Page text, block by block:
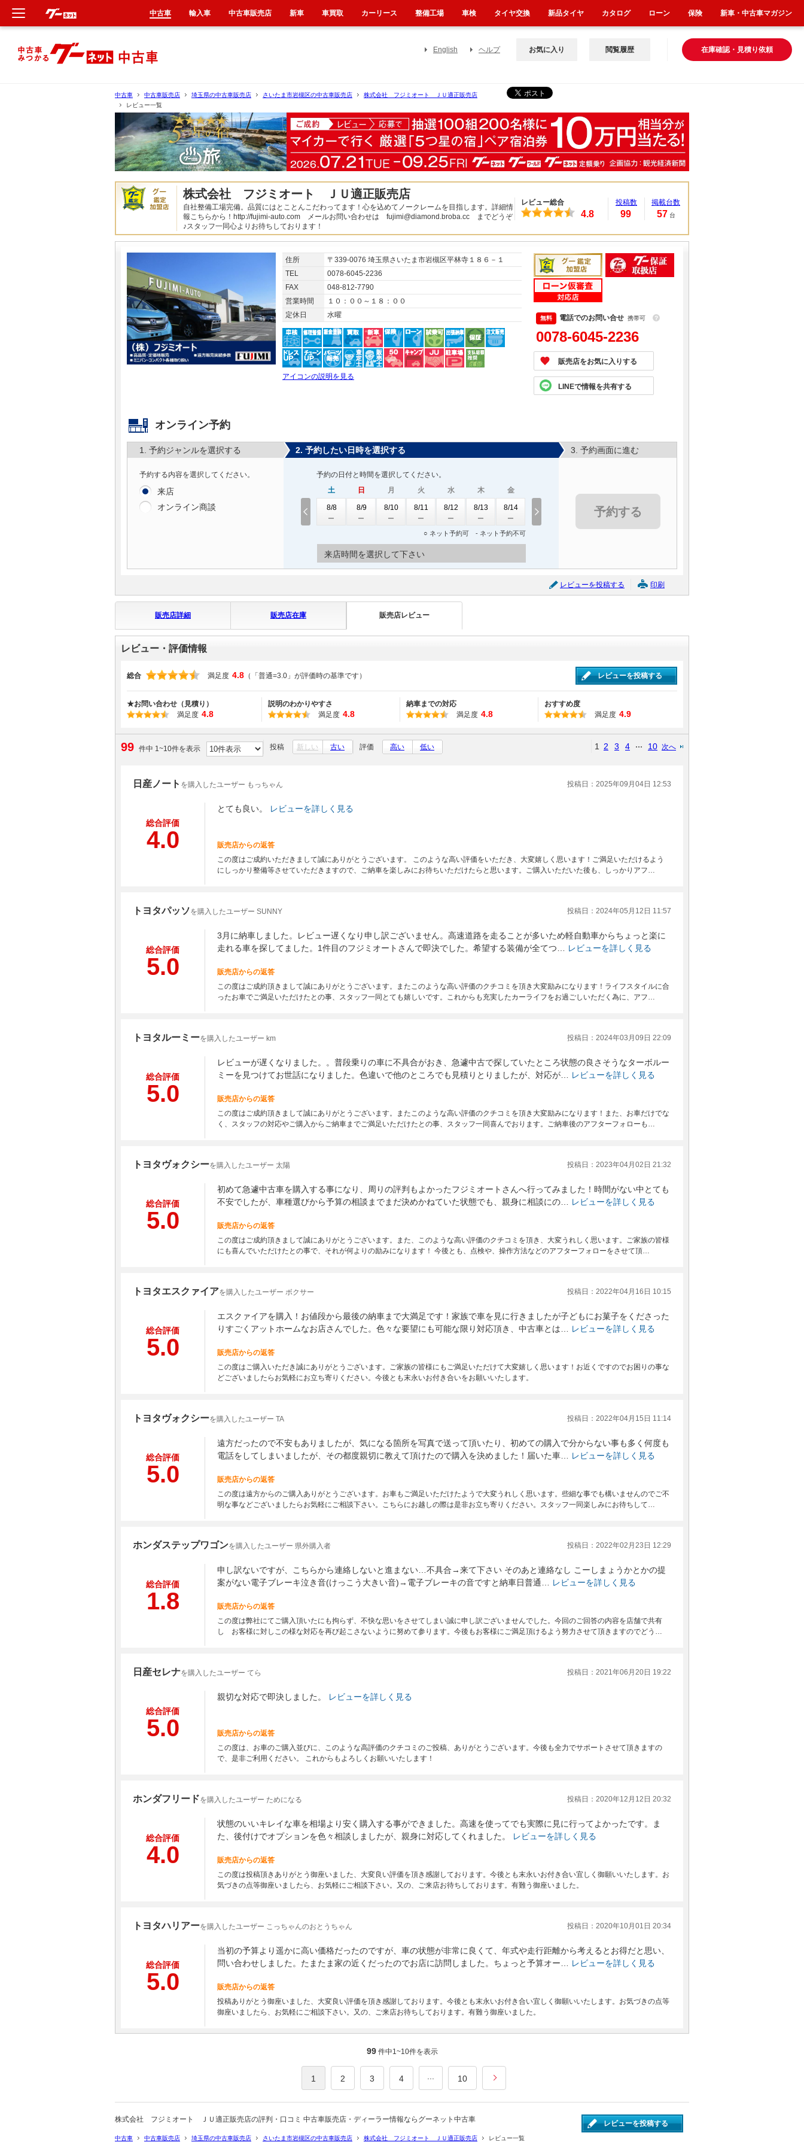
English ヘルプ 在庫確認・見積り依頼
お気に入り 閲覧履歴
中古車 中古車販売店 埼玉県の中古車販売店 さいたま市岩槻区の中古車販売店
株式会社 フジミオート ＪＵ適正販売店
レビュー一覧
株式会社 フジミオート ＪＵ適正販売店
自社整備工場完備。品質にはとことんこだわってます！心を込めてノークレームを目指します。詳細情
報こちらから！http://fujimi-auto.com メールお問い合わせは fujimi@diamond.broba.cc までどうぞ
♪スタッフ一同心よりお待ちしております！
レビュー総合
4.8
投稿数
99
掲載台数
57 台
住所
〒339-0076 埼玉県さいたま市岩槻区平林寺１８６－１
TEL
0078-6045-2236
FAX
048-812-7790
営業時間
１０：００～１８：００
定休日
水曜
アイコンの説明を見る
電話でのお問い合せ 携帯可 ？
0078-6045-2236
販売店をお気に入りする
LINEで情報を共有する
オンライン予約
1. 予約ジャンルを選択する
予約する内容を選択してください。
来店
オンライン商談
2. 予約したい日時を選択する
予約の日付と時間を選択してください。
土
8/8
日
8/9
月
8/10
火
8/11
水
8/12
木
8/13
金
8/14
○ ネット予約可 - ネット予約不可
来店時間を選択して下さい
3. 予約画面に進む
予約する
レビューを投稿する 印刷
販売店詳細 販売店在庫 販売店レビュー
レビュー・評価情報
総合 満足度 4.8 （「普通=3.0」が評価時の基準です） レビューを投稿する
★お問い合わせ（見積り）
満足度 4.8
説明のわかりやすさ
満足度 4.8
納車までの対応
満足度 4.8
おすすめ度
満足度 4.9
99 件中 1~10件を表示 投稿 新しい 古い 評価 高い 低い 1 2 3 4 10 次へ
日産ノート を購入したユーザー もっちゃん 投稿日：2025年09月04日 12:53
総合評価
4.0
とても良い。 レビューを詳しく見る
販売店からの返答
この度はご成約いただきまして誠にありがとうございます。 このような高い評価をいただき、大変嬉しく思います！ご満足いただけるよう
にしっかり整備等させていただきますので、ご納車を楽しみにお待ちいただけたらと思います。ご購入いただいた後も、しっかりアフ…
トヨタパッソを購入したユーザー SUNNY 投稿日：2024年05月12日 11:57
総合評価
5.0
3月に納車しました。レビュー遅くなり申し訳ございません。高速道路を走ることが多いため軽自動車からちょっと楽に
走れる車を探してました。1件目のフジミオートさんで即決でした。希望する装備が全てつ…
レビューを詳しく見る
販売店からの返答
この度はご成約頂きまして誠にありがとうございます。またこのような高い評価のクチコミを頂き大変励みになります！ライフスタイルに合
ったお車でご満足いただけたとの事、スタッフ一同とても嬉しいです。これからも充実したカーライフをお過ごしいただく為に、アフ…
トヨタルーミーを購入したユーザー km 投稿日：2024年03月09日 22:09
総合評価
5.0
レビューが遅くなりました。。普段乗りの車に不具合がおき、急遽中古で探していたところ状態の良さそうなターボルー
ミーを見つけてお世話になりました。色違いで他のところでも見積りとりましたが、対応が…
レビューを詳しく見る
販売店からの返答
この度はご成約頂きまして誠にありがとうございます。またこのような高い評価のクチコミを頂き大変励みになります！また、お車だけでな
く、スタッフの対応やご購入からご納車までご満足いただけたとの事、スタッフ一同喜んでおります。ご納車後のアフターフォローも…
トヨタヴォクシーを購入したユーザー 太陽 投稿日：2023年04月02日 21:32
総合評価
5.0
初めて急遽中古車を購入する事になり、周りの評判もよかったフジミオートさんへ行ってみました！時間がない中とても
不安でしたが、車種選びから予算の相談までまだ決めかねていた状態でも、親身に相談にの…
レビューを詳しく見る
販売店からの返答
この度はご成約頂きまして誠にありがとうございます。また、このような高い評価のクチコミを頂き、大変うれしく思います。ご家族の皆様
にも喜んでいただけたとの事で、それが何よりの励みになります！ 今後とも、点検や、操作方法などのアフターフォローをさせて頂…
トヨタエスクァイアを購入したユーザー ボクサー 投稿日：2022年04月16日 10:15
総合評価
5.0
エスクァイアを購入！お値段から最後の納車まで大満足です！家族で車を見に行きましたが子どもにお菓子をくださった
りすごくアットホームなお店さんでした。色々な要望にも可能な限り対応頂き、中古車とは…
レビューを詳しく見る
販売店からの返答
この度はご購入いただき誠にありがとうございます。ご家族の皆様にもご満足いただけて大変嬉しく思います！お近くですのでお困りの事な
どございましたらお気軽にお立ち寄りください。今後とも末永いお付き合いをお願いいたします。
トヨタヴォクシーを購入したユーザー TA 投稿日：2022年04月15日 11:14
総合評価
5.0
遠方だったので不安もありましたが、気になる箇所を写真で送って頂いたり、初めての購入で分からない事も多く何度も
電話をしてしまいましたが、その都度親切に教えて頂けたので購入を決めました！届いた車…
レビューを詳しく見る
販売店からの返答
この度は遠方からのご購入ありがとうございます。お車もご満足いただけたようで大変うれしく思います。些細な事でも構いませんのでご不
明な事などございましたらお気軽にご相談下さい。こちらにお越しの際は是非お立ち寄りください。スタッフ一同楽しみにお待ちして…
ホンダステップワゴンを購入したユーザー 県外購入者 投稿日：2022年02月23日 12:29
総合評価
1.8
申し訳ないですが、こちらから連絡しないと進まない…不具合→来て下さい そのあと連絡なし こーしまょうかとかの提
案がない電子ブレーキ泣き音(けっこう大きい音)→電子ブレーキの音ですと納車日普通…
レビューを詳しく見る
販売店からの返答
この度は弊社にてご購入頂いたにも拘らず、不快な思いをさせてしまい誠に申し訳ございませんでした。今回のご回答の内容を店舗で共有
し お客様に対しこの様な対応を再び起こさないように努めて参ります。今後もお客様にご満足頂けるよう努力させて頂きますのでどう…
日産セレナを購入したユーザー てら 投稿日：2021年06月20日 19:22
総合評価
5.0
親切な対応で即決しました。 レビューを詳しく見る
販売店からの返答
この度は、お車のご購入並びに、このような高評価のクチコミのご投稿、ありがとうございます。今後も全力でサポートさせて頂きますの
で、是非ご利用ください。 これからもよろしくお願いいたします！
ホンダフリードを購入したユーザー ためになる 投稿日：2020年12月12日 20:32
総合評価
4.0
状態のいいキレイな車を相場より安く購入する事ができました。高速を使ってでも実際に見に行ってよかったです。ま
た、後付けでオプションを色々相談しましたが、親身に対応してくれました。
レビューを詳しく見る
販売店からの返答
この度は投稿頂きありがとう御座いました、大変良い評価を頂き感謝しております。今後とも末永いお付き合い宜しく御願いいたします。お
気づきの点等御座いましたら、お気軽にご相談下さい。又の、ご来店お待ちしております。有難う御座いました。
トヨタハリアーを購入したユーザー こっちゃんのおとうちゃん 投稿日：2020年10月01日 20:34
総合評価
5.0
当初の予算より遥かに高い価格だったのですが、車の状態が非常に良くて、年式や走行距離から考えるとお得だと思い、
問い合わせしました。たまたま家の近くだったのでお店に訪問しました。ちょっと予算オー…
レビューを詳しく見る
販売店からの返答
投稿ありがとう御座いました、大変良い評価を頂き感謝しております。今後とも末永いお付き合い宜しく御願いいたします。お気づきの点等
御座いましたら、お気軽にご相談下さい。又の、ご来店お待ちしております。有難う御座いました。
99 件中1~10件を表示
1 2 3 4 10
株式会社 フジミオート ＪＵ適正販売店の評判・口コミ 中古車販売店・ディーラー情報ならグーネット中古車 レビューを投稿する
中古車 中古車販売店 埼玉県の中古車販売店 さいたま市岩槻区の中古車販売店 株式会社 フジミオート ＪＵ適正販売店 レビュー一覧
中古車 輸入車 中古車販売店 新車 車買取 カーリース 整備工場 車検 タイヤ交換 新品タイヤ カタログ ローン 保険 新車・中古車マガジン
新車